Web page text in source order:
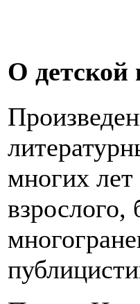
О детской
многих лет
взрослого,